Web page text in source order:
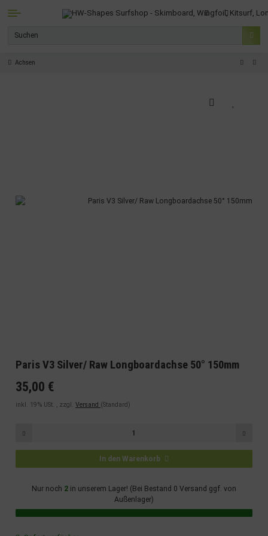
Achsen
Paris V3 Silver/ Raw Longboardachse 50° 150mm
35,00 €
inkl. 19% USt. , zzgl. Versand (Standard)
In den Warenkorb
Nur noch 2 in unserem Lager! (Bei Bestand 0 Versand ggf. von
Außenlager)